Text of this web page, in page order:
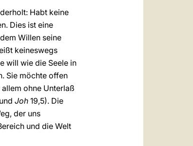
Habt keine
Dies ist eine
Willen seine
keineswegs
will wie die Seele in
Sie möchte offen
ohne Unterlaß
Joh 19,5). Die
der uns
und die Welt